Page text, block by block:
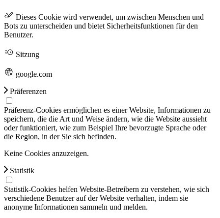
Dieses Cookie wird verwendet, um zwischen Menschen und
Bots zu unterscheiden und bietet Sicherheitsfunktionen für den
Benutzer.
Sitzung
google.com
Präferenzen
Präferenz-Cookies ermöglichen es einer Website, Informationen zu
speichern, die die Art und Weise ändern, wie die Website aussieht
oder funktioniert, wie zum Beispiel Ihre bevorzugte Sprache oder
die Region, in der Sie sich befinden.
Keine Cookies anzuzeigen.
Statistik
Statistik-Cookies helfen Website-Betreibern zu verstehen, wie sich
verschiedene Benutzer auf der Website verhalten, indem sie
anonyme Informationen sammeln und melden.